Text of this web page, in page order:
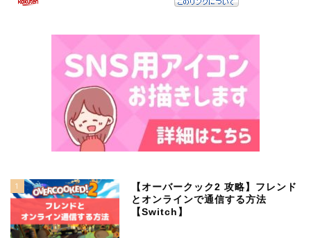
1
【オーバークック2 攻略】フレンド
とオンラインで通信する方法
【Switch】